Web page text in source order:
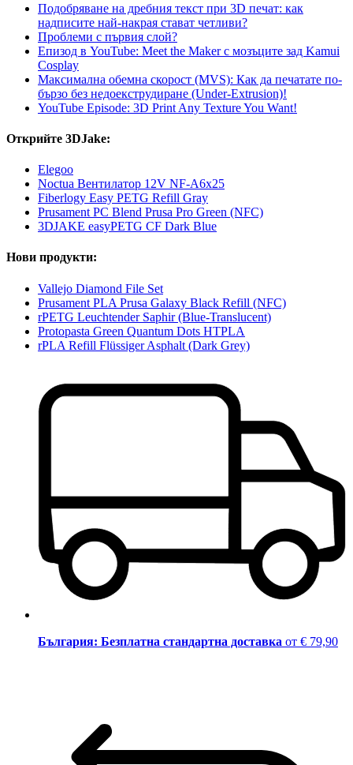
Подобряване на дребния текст при 3D печат: как
надписите най-накрая стават четливи?
Проблеми с първия слой?
Епизод в YouTube: Meet the Maker с мозъците зад Kamui
Cosplay
Максимална обемна скорост (MVS): Как да печатате по-
бързо без недоекструдиране (Under-Extrusion)!
YouTube Episode: 3D Print Any Texture You Want!
Открийте 3DJake:
Elegoo
Noctua Вентилатор 12V NF-A6x25
Fiberlogy Easy PETG Refill Gray
Prusament PC Blend Prusa Pro Green (NFC)
3DJAKE easyPETG CF Dark Blue
Нови продукти:
Vallejo Diamond File Set
Prusament PLA Prusa Galaxy Black Refill (NFC)
rPETG Leuchtender Saphir (Blue-Translucent)
Protopasta Green Quantum Dots HTPLA
rPLA Refill Flüssiger Asphalt (Dark Grey)
България: Безплатна стандартна доставка от € 79,90